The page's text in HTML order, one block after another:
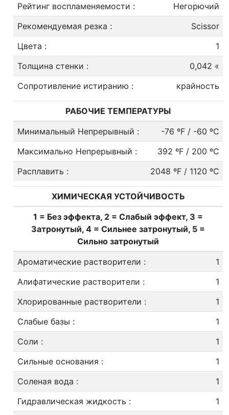
Рейтинг воспламеняемости :
Негорючий
Рекомендуемая резка :
Scissor
Цвета :
1
Толщина стенки :
0,042 «
Сопротивление истиранию : крайность
РАБОЧИЕ ТЕМПЕРАТУРЫ
Минимальный Непрерывный :
-76 ºF / -60 ºC
Максимально Непрерывный :
392 ºF / 200 ºC
Расплавить : 2048 ºF / 1120 ºC
ХИМИЧЕСКАЯ УСТОЙЧИВОСТЬ
1 = Без эффекта, 2 = Слабый эффект, 3 =
Затронутый, 4 = Сильнее затронутый, 5 =
Сильно затронутый
Ароматические растворители :
1
Алифатические растворители :
1
Хлорированные растворители :
1
Слабые базы :
1
Соли :
1
Сильные основания :
1
Соленая вода :
1
Гидравлическая жидкость : 1